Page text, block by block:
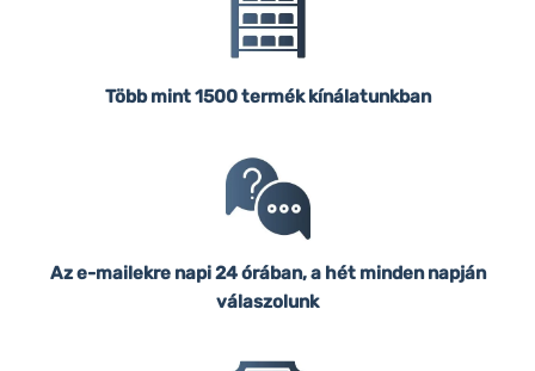
Több mint 1500 termék kínálatunkban
Az e-mailekre napi 24 órában, a hét minden napján
válaszolunk